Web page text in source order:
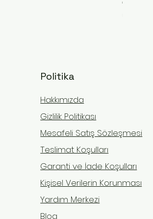
Fiyat
₺9.999,00
Politika
Hakkımızda
Gizlilik Politikası
Mesafeli Satış Sözleşmesi
Teslimat Koşulları
Garanti ve İade Koşulları
Kişisel Verilerin Korunması
Yardım Merkezi
Blog